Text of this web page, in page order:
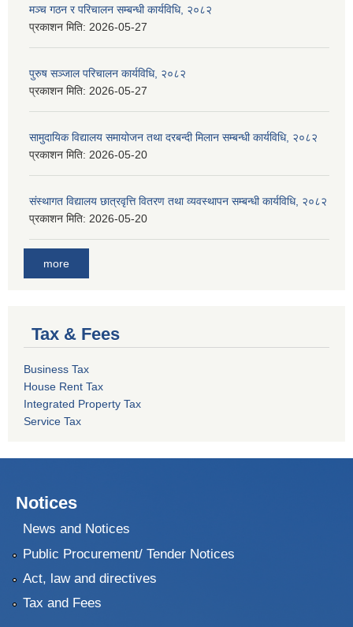
मञ्च गठन र परिचालन सम्बन्धी कार्यविधि, २०८२
प्रकाशन मिति: 2026-05-27
पुरुष सञ्जाल परिचालन कार्यविधि, २०८२
प्रकाशन मिति: 2026-05-27
सामुदायिक विद्यालय समायोजन तथा दरबन्दी मिलान सम्बन्धी कार्यविधि, २०८२
प्रकाशन मिति: 2026-05-20
संस्थागत विद्यालय छात्रवृत्ति वितरण तथा व्यवस्थापन सम्बन्धी कार्यविधि, २०८२
प्रकाशन मिति: 2026-05-20
more
Tax & Fees
Business Tax
House Rent Tax
Integrated Property Tax
Service Tax
Notices
News and Notices
Public Procurement/ Tender Notices
Act, law and directives
Tax and Fees